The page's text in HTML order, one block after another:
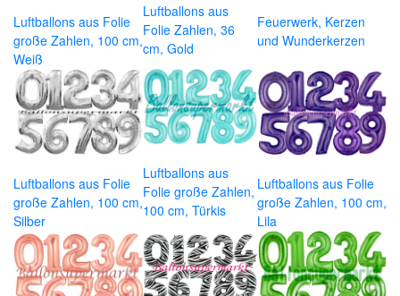
Luftballons aus Folie
große Zahlen, 100 cm,
Weiß
Luftballons aus
Folie Zahlen, 36
cm, Gold
Feuerwerk, Kerzen
und Wunderkerzen
Luftballons aus Folie
große Zahlen, 100 cm,
Silber
Luftballons aus
Folie große Zahlen,
100 cm, Türkis
Luftballons aus Folie
große Zahlen, 100 cm,
Lila